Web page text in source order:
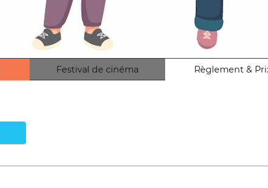
Festival de cinéma Règlement &